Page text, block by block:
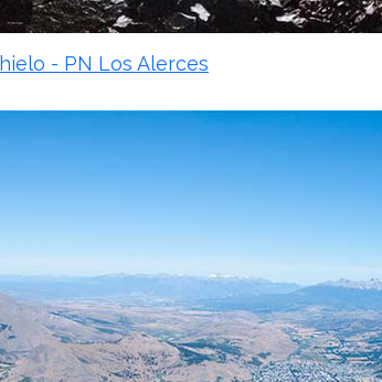
- PN Los Alerces